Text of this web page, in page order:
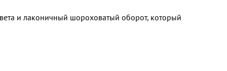
и лаконичный шороховатый оборот, который